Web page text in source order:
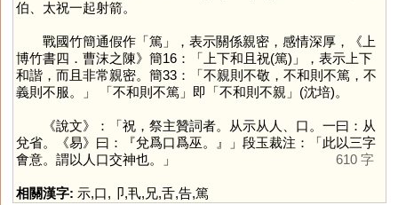
伯、太祝一起射箭。
戰國竹簡通假作「篤 」，表示關係親密，感情深厚，《上
博竹書四．曹沫之陳》簡16：「上下和且祝(篤)」，表示上下
和諧，而且非常親密。簡33：「不親則不敬，不和則不篤，不
義則不服。」 「不和則不篤」即「不和則不親」(沈培)。
《說文》：「祝，祭主贊詞者。从示从人、口。一曰：从
兌省。《易》曰：『兌爲口爲巫。』」段玉裁注：「此以三字
㑹意。謂以人口交神也。」
610 字
相關漢字: 示,口, 卩,丮, 兄,舌,告,篤